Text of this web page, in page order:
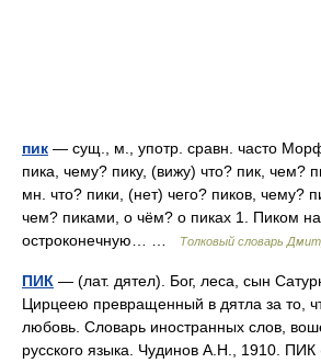
пик — сущ., м., употр. сравн. часто
пика, чему? пику, (вижу) что? пик, чем?
мн. что? пики, (нет) чего? пиков, чему?
чем? пиками, о чём? о пиках 1. Пиком
остроконечную… …
Толковый словарь
ПИК — (лат. дятел). Бог, леса, сын
Цирцеею превращенный в дятла за то,
любовь. Словарь иностранных слов,
русского языка. Чудинов А.Н., 1910.